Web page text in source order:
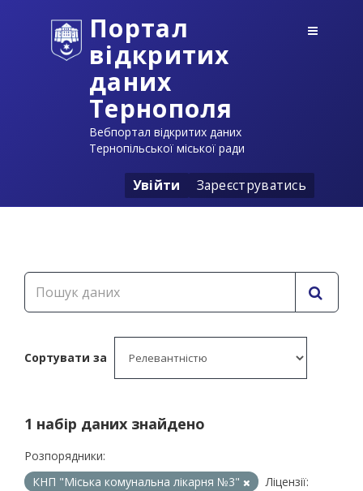
Портал
відкритих
даних
Тернополя
Вебпортал відкритих даних
Тернопільської міської ради
Увійти Зареєструватись
Сортувати за
1 набір даних знайдено
Розпорядники:
КНП "Міська комунальна лікарня №3"
Ліцензії: